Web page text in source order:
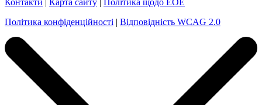
Контакти Карта сайту
Політика щодо EOE
Політика конфіденційності | Відповідність WCAG 2.0